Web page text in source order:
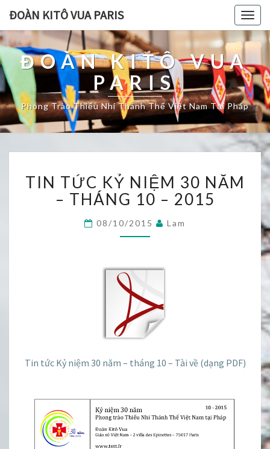
ĐOÀN KITÔ VUA PARIS
ĐOÀN KITÔ VUA
PARIS
Phong Trào Thiếu Nhi Thánh Thể Việt Nam Tại Pháp
TỨC
KỶ
NIỆM
30
NĂM
10
2015
TIN TỨC KỶ NIỆM 30 NĂM
– THÁNG 10 – 2015
08/10/2015 Lam
Tin tức Kỷ niệm 30 năm – tháng 10 – Tài về (dạng PDF)